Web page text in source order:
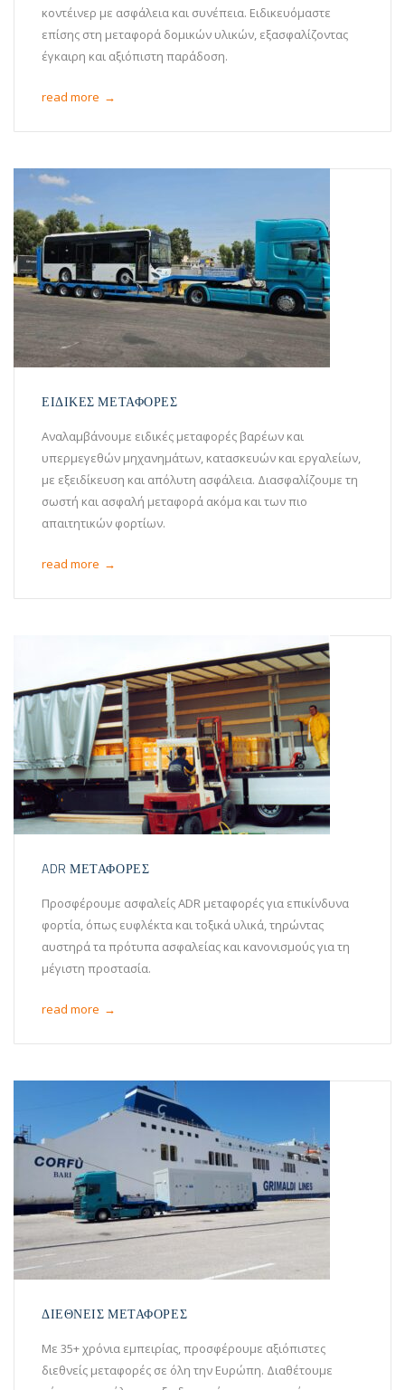
κοντέινερ με ασφάλεια και συνέπεια. Ειδικευόμαστε
επίσης στη μεταφορά δομικών υλικών, εξασφαλίζοντας
έγκαιρη και αξιόπιστη παράδοση.
read more →
ΕΙΔΙΚΕΣ ΜΕΤΑΦΟΡΕΣ
Αναλαμβάνουμε ειδικές μεταφορές βαρέων και
υπερμεγεθών μηχανημάτων, κατασκευών και εργαλείων,
με εξειδίκευση και απόλυτη ασφάλεια. Διασφαλίζουμε τη
σωστή και ασφαλή μεταφορά ακόμα και των πιο
απαιτητικών φορτίων.
read more →
ADR ΜΕΤΑΦΟΡΕΣ
Προσφέρουμε ασφαλείς ADR μεταφορές για επικίνδυνα
φορτία, όπως ευφλέκτα και τοξικά υλικά, τηρώντας
αυστηρά τα πρότυπα ασφαλείας και κανονισμούς για τη
μέγιστη προστασία.
read more →
ΔΙΕΘΝΕΙΣ ΜΕΤΑΦΟΡΕΣ
Με 35+ χρόνια εμπειρίας, προσφέρουμε αξιόπιστες
διεθνείς μεταφορές σε όλη την Ευρώπη. Διαθέτουμε